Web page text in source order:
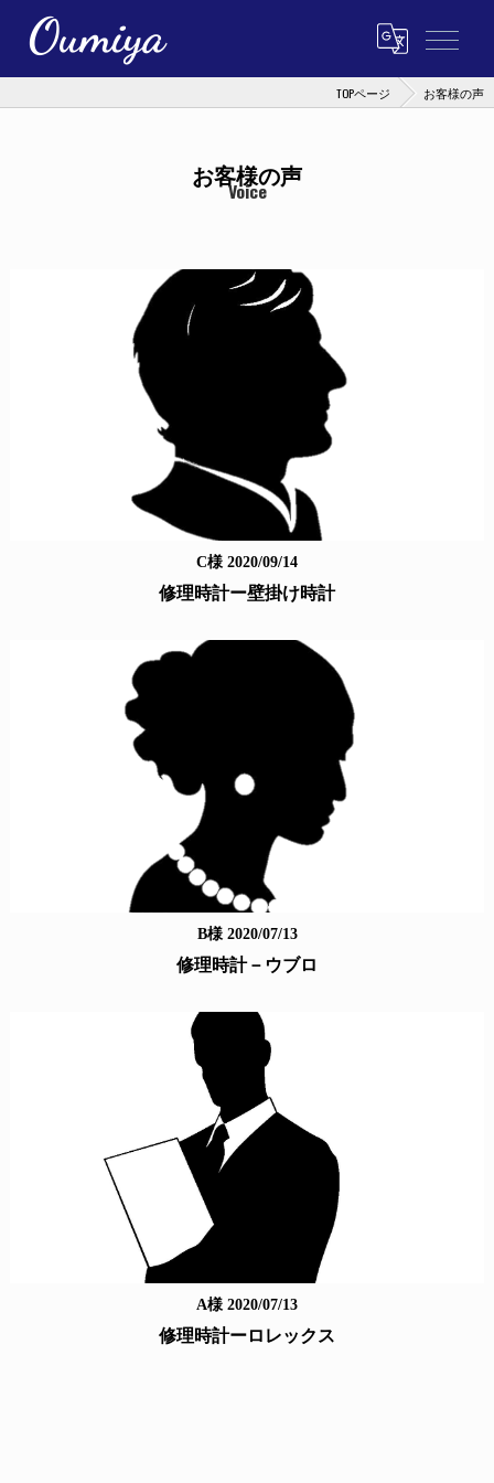
TOPページ お客様の声
お客様の声
Voice
C様 2020/09/14
修理時計ー壁掛け時計
B様 2020/07/13
修理時計－ウブロ
A様 2020/07/13
修理時計ーロレックス